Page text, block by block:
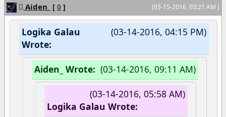
(03-15-2016, 03:21 AM )
Aiden_ [ 0 ]
(03-14-2016, 04:15 PM)
Logika Galau
Wrote:
(03-14-2016, 09:11 AM)
Aiden_ Wrote:
(03-14-2016, 05:58 AM)
Logika Galau Wrote: